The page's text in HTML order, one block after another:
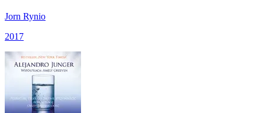
Jorn Rynio
2017